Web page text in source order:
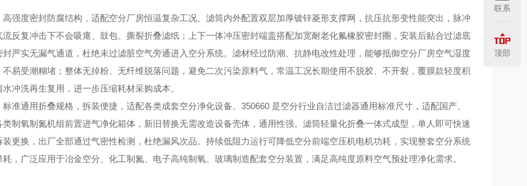
高强度密封防腐结构，适配空分厂房恒温复杂工况。滤筒内外配置双层加厚镀锌菱形支撑网，抗压抗形变性能突出，脉冲
流反复冲击下不会吸瘪、鼓包、撕裂折叠滤纸；上下一体冲压密封端盖搭配加宽耐老化氟橡胶密封圈，安装后贴合过滤底
封严实无漏气通道，杜绝未过滤脏空气旁通进入空分系统。滤材经过防潮、抗静电改性处理，能够抵御空分厂房空气湿度
不易受潮糊堵；整体无掉粉、无纤维脱落问题，避免二次污染原料气，常温工况长期使用不脱胶、不开裂，覆膜款轻度积
水冲洗再生复用，进一步压缩耗材采购成本。
标准通用折叠规格，拆装便捷，适配各类成套空分净化设备。350660 是空分行业自洁过滤器通用标准尺寸，适配国产、
类制氧制氮机组前置进气净化箱体，新旧替换无需改造设备壳体，通用性强。滤筒轻量化折叠一体式成型，单人即可快速
装更换，出厂全部通过气密性检测，杜绝漏风次品。持续低阻力运行可降低空分前端空压机电机功耗，实现整套空分系统
耗，广泛应用于冶金空分、化工制氮、电子高纯制氧、玻璃制造配套空分装置，满足高纯度原料空气预处理净化需求。
联系
顶部